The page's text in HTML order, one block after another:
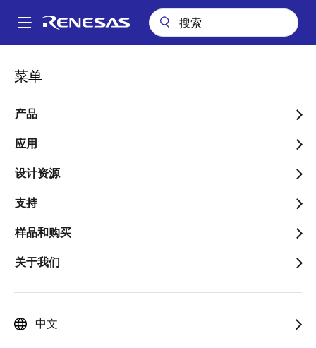
到
Main
菜单
产品
应用
设计资源
支持
样品和购买
关于我们
中文
面
包
屑
跳转至页面部分：
概述
概
述